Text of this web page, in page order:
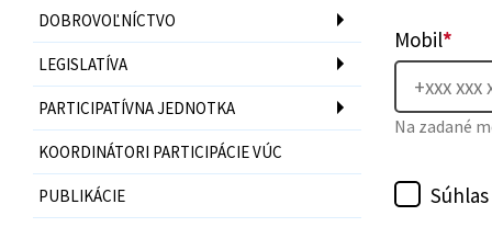
DOBROVOĽNÍCTVO
LEGISLATÍVA
PARTICIPATÍVNA JEDNOTKA
KOORDINÁTORI PARTICIPÁCIE VÚC
PUBLIKÁCIE
Mobil*
Na zadané